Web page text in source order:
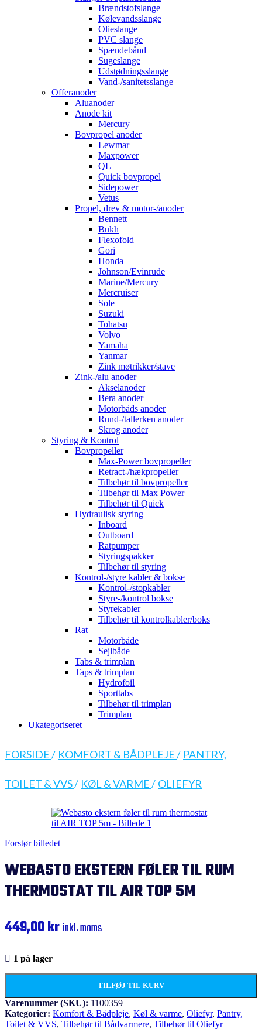
Brændstofslange
Kølevandsslange
Olieslange
PVC slange
Spændebånd
Sugeslange
Udstødningsslange
Vand-/sanitetsslange
Offeranoder
Aluanoder
Anode kit
Mercury
Bovpropel anoder
Lewmar
Maxpower
QL
Quick bovpropel
Sidepower
Vetus
Propel, drev & motor-/anoder
Bennett
Bukh
Flexofold
Gori
Honda
Johnson/Evinrude
Marine/Mercury
Mercruiser
Sole
Suzuki
Tohatsu
Volvo
Yamaha
Yanmar
Zink møtrikker/stave
Zink-/alu anoder
Akselanoder
Bera anoder
Motorbåds anoder
Rund-/tallerken anoder
Skrog anoder
Styring & Kontrol
Bovpropeller
Max-Power bovpropeller
Retract-/hækpropeller
Tilbehør til bovpropeller
Tilbehør til Max Power
Tilbehør til Quick
Hydraulisk styring
Inboard
Outboard
Ratpumper
Styringspakker
Tilbehør til styring
Kontrol-/styre kabler & bokse
Kontrol-/stopkabler
Styre-/kontrol bokse
Styrekabler
Tilbehør til kontrolkabler/boks
Rat
Motorbåde
Sejlbåde
Tabs & trimplan
Taps & trimplan
Hydrofoil
Sporttabs
Tilbehør til trimplan
Trimplan
Ukategoriseret
FORSIDE/ KOMFORT & BÅDPLEJE/ PANTRY,
TOILET & VVS/ KØL & VARME/ OLIEFYR
Forstør billedet
WEBASTO EKSTERN FØLER TIL RUM
THERMOSTAT TIL AIR TOP 5M
449,00kr inkl. moms
1 på lager
TILFØJ TIL KURV
Varenummer (SKU): 1100359
Kategorier: Komfort & Bådpleje, Køl & varme, Oliefyr, Pantry,
Toilet & VVS, Tilbehør til Bådvarmere, Tilbehør til Oliefyr